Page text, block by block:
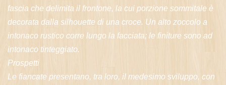
fascia che delimita il frontone, la cui porzione sommitale è
decorata dalla silhouette di una croce. Un alto zoccolo a
intonaco rustico corre lungo la facciata; le finiture sono ad
intonaco tinteggiato.
Prospetti
Le fiancate presentano, tra loro, il medesimo sviluppo, con